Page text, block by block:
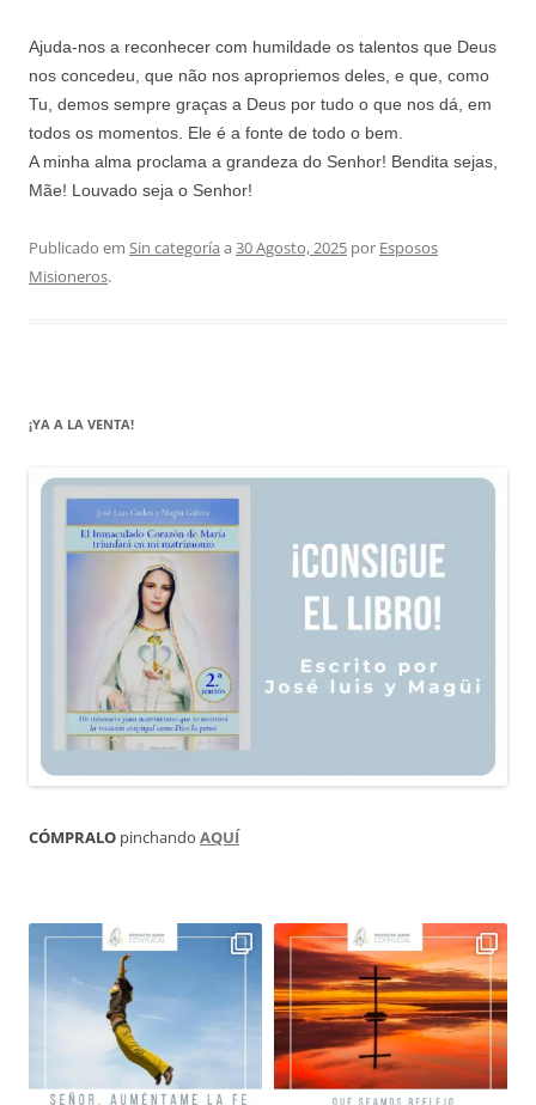
Ajuda-nos a reconhecer com humildade os talentos que Deus
nos concedeu, que não nos apropriemos deles, e que, como
Tu, demos sempre graças a Deus por tudo o que nos dá, em
todos os momentos. Ele é a fonte de todo o bem.
A minha alma proclama a grandeza do Senhor! Bendita sejas,
Mãe! Louvado seja o Senhor!
Publicado em Sin categoría a 30 Agosto, 2025 por Esposos
Misioneros.
¡YA A LA VENTA!
CÓMPRALO pinchando AQUÍ